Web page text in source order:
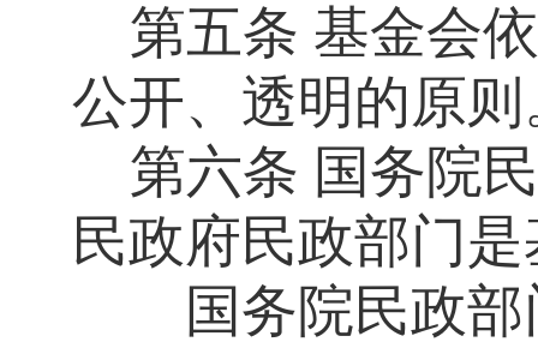
第五条 基金会
公开、透明的原则
第六条 国务院
民政府民政部门
国务院民政部